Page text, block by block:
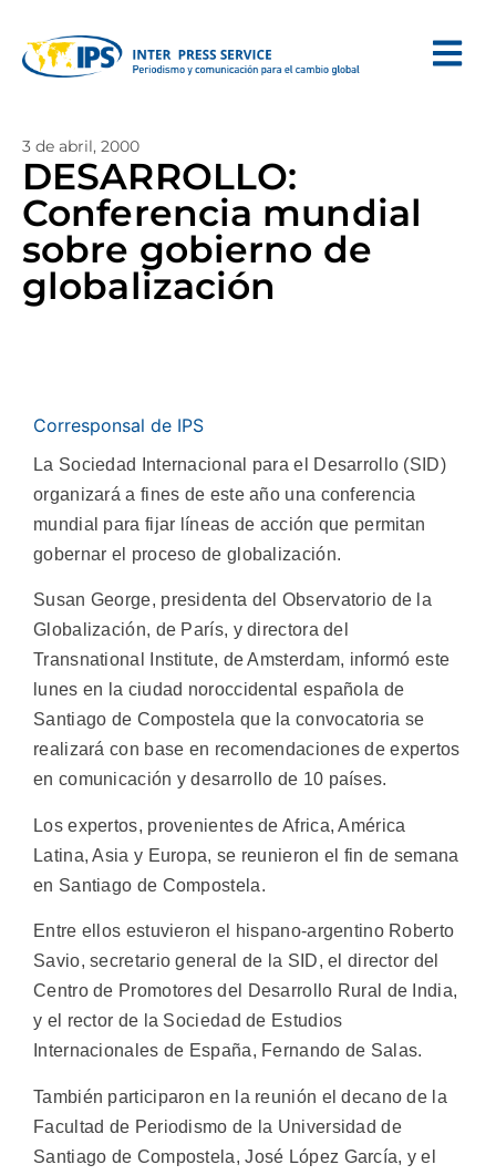
3 de abril, 2000
DESARROLLO:
Conferencia mundial
sobre gobierno de
globalización
Corresponsal de IPS
La Sociedad Internacional para el Desarrollo (SID)
organizará a fines de este año una conferencia
mundial para fijar líneas de acción que permitan
gobernar el proceso de globalización.
Susan George, presidenta del Observatorio de la
Globalización, de París, y directora del
Transnational Institute, de Amsterdam, informó este
lunes en la ciudad noroccidental española de
Santiago de Compostela que la convocatoria se
realizará con base en recomendaciones de expertos
en comunicación y desarrollo de 10 países.
Los expertos, provenientes de Africa, América
Latina, Asia y Europa, se reunieron el fin de semana
en Santiago de Compostela.
Entre ellos estuvieron el hispano-argentino Roberto
Savio, secretario general de la SID, el director del
Centro de Promotores del Desarrollo Rural de India,
y el rector de la Sociedad de Estudios
Internacionales de España, Fernando de Salas.
También participaron en la reunión el decano de la
Facultad de Periodismo de la Universidad de
Santiago de Compostela, José López García, y el